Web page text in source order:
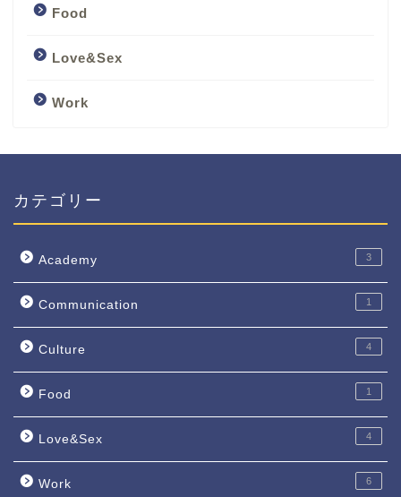
Food
Love&Sex
Work
カテゴリー
Academy 3
Communication 1
Culture 4
Food 1
Love&Sex 4
Work 6